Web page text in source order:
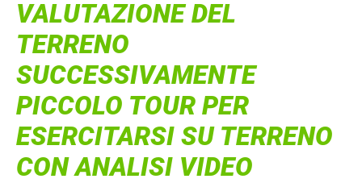
VALUTAZIONE DEL
TERRENO
SUCCESSIVAMENTE
PICCOLO TOUR PER
ESERCITARSI SU TERRENO
CON ANALISI VIDEO